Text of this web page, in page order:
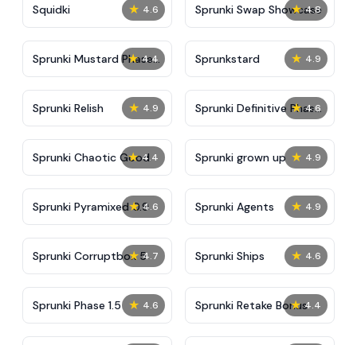
★ 4.6
Squidki ★ 4.8
Sprunki Swap Showcase
★ 4.4
Sprunki Mustard Phase
2
★ 4.9
Sprunkstard
★ 4.9
Sprunki Relish ★ 4.6
Sprunki Definitive Phase
7
★ 4.4
Sprunki Chaotic Good ★ 4.9
Sprunki grown up
★ 4.6
Sprunki Pyramixed 0.9 ★ 4.9
Sprunki Agents
★ 4.7
Sprunki Corruptbox 5 ★ 4.6
Sprunki Ships
★ 4.6
Sprunki Phase 1.5 ★ 4.4
Sprunki Retake Bonus